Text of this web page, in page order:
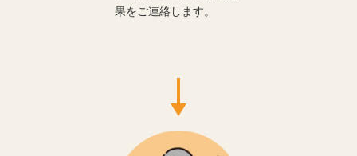
果をご連絡します。